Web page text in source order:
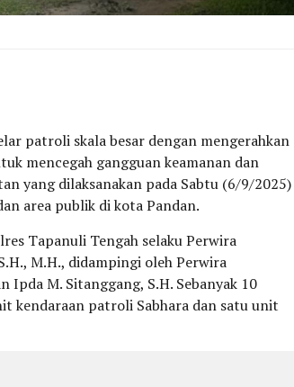
patroli skala besar dengan mengerahkan
mencegah gangguan keamanan dan
yang dilaksanakan pada Sabtu (6/9/2025)
area publik di kota Pandan.
Tapanuli Tengah selaku Perwira
M.H., didampingi oleh Perwira
Ipda M. Sitanggang, S.H. Sebanyak 10
kendaraan patroli Sabhara dan satu unit